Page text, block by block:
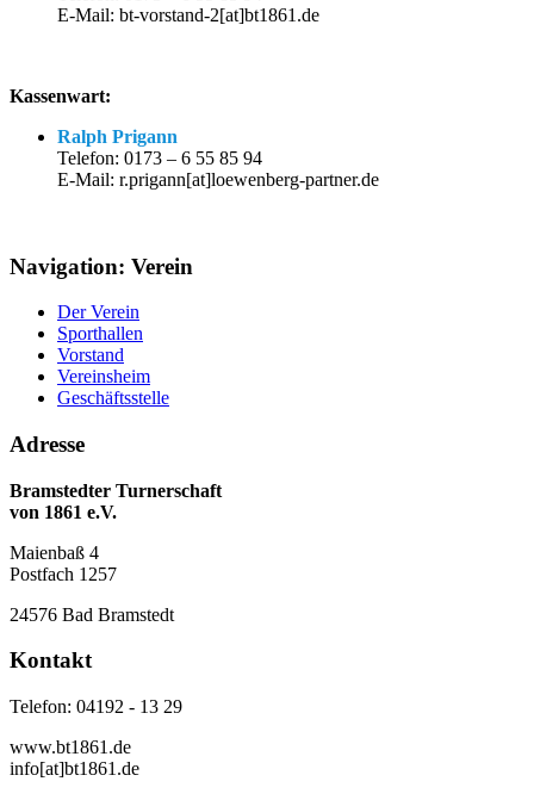
E-Mail: bt-vorstand-2[at]bt1861.de
Kassenwart:
Ralph Prigann
Telefon: 0173 – 6 55 85 94
E-Mail: r.prigann[at]loewenberg-partner.de
Navigation: Verein
Der Verein
Sporthallen
Vorstand
Vereinsheim
Geschäftsstelle
Adresse
Bramstedter Turnerschaft
von 1861 e.V.
Maienbaß 4
Postfach 1257
24576 Bad Bramstedt
Kontakt
Telefon: 04192 - 13 29
www.bt1861.de
info[at]bt1861.de